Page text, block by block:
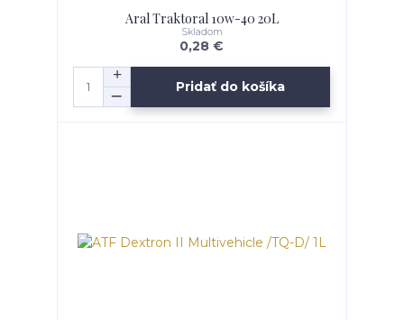
Aral Traktoral 10w-40 20L
0,28 €
Skladom
Pridať do košíka